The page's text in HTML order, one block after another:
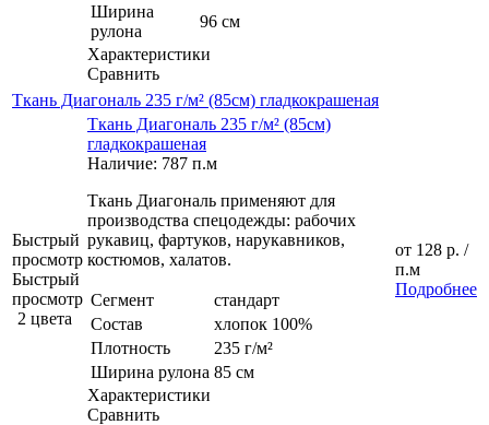
Ширина
рулона
96 см
Характеристики
Сравнить
Ткань Диагональ 235 г/м² (85см) гладкокрашеная
Быстрый
просмотр
Быстрый
просмотр
2 цвета
Ткань Диагональ 235 г/м² (85см)
гладкокрашеная
Наличие: 787 п.м
Ткань Диагональ применяют для
производства спецодежды: рабочих
рукавиц, фартуков, нарукавников,
костюмов, халатов.
Сегмент
стандарт
Состав
хлопок 100%
Плотность
235 г/м²
Ширина рулона 85 см
Характеристики
Сравнить
от 128 р. /
п.м
Подробнее